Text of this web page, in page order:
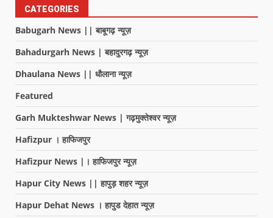
CATEGORIES
Babugarh News || बाबूगढ़ न्यूज़
Bahadurgarh News | बहादुरगढ़ न्यूज़
Dhaulana News || धौलाना न्यूज़
Featured
Garh Mukteshwar News | गढ़मुक्तेश्वर न्यूज़
Hafizpur । हाफिजपुर
Hafizpur News |। हाफिजपुर न्यूज़
Hapur City News || हापुड़ शहर न्यूज़
Hapur Dehat News । हापुड देहात न्यूज़